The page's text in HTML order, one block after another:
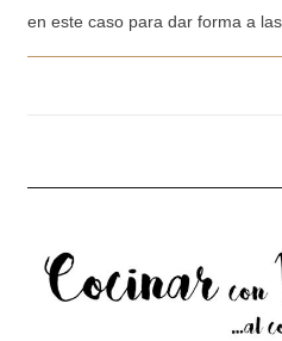
en este caso para dar forma a